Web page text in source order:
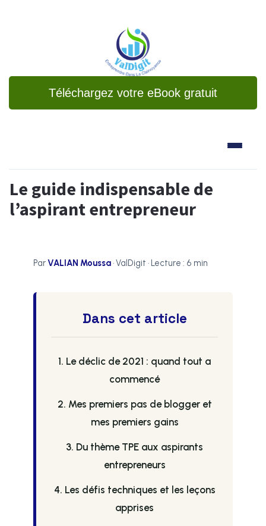
Téléchargez votre eBook gratuit
Le guide indispensable de
l’aspirant entrepreneur
ParVALIAN Moussa· ValDigit · Lecture : 6 min
Dans cet article
1. Le déclic de 2021 : quand tout a
commencé
2. Mes premiers pas de blogger et
mes premiers gains
3. Du thème TPE aux aspirants
entrepreneurs
4. Les défis techniques et les leçons
apprises